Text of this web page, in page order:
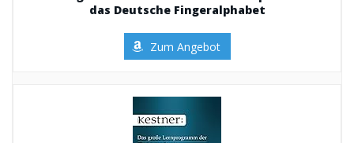
das Deutsche Fingeralphabet
Zum Angebot